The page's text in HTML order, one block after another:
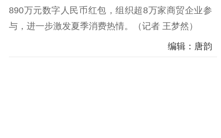
责任编辑注册
业务申报系统
890万元数字人民币红包，组织超8万家商贸企业参
与，进一步激发夏季消费热情。（记者 王梦然）
编辑：唐韵